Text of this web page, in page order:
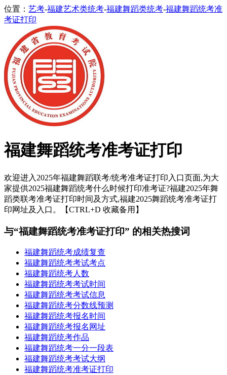
位置： 艺考-福建艺术类统考-福建舞蹈类统考-福建舞蹈统考准
考证打印
福建舞蹈统考准考证打印
欢迎进入2025年福建舞蹈联考/统考准考证打印入口页面,为大
家提供2025福建舞蹈统考什么时候打印准考证?福建2025年舞
蹈类联考准考证打印时间及方式,福建2025舞蹈统考准考证打
印网址及入口。【CTRL+D 收藏备用】
与“福建舞蹈统考准考证打印” 的相关热搜词
福建舞蹈统考成绩复查
福建舞蹈统考考试考点
福建舞蹈统考人数
福建舞蹈统考考试时间
福建舞蹈统考考试信息
福建舞蹈统考分数线预测
福建舞蹈统考报名时间
福建舞蹈统考报名网址
福建舞蹈统考作品
福建舞蹈统考一分一段表
福建舞蹈统考考试大纲
福建舞蹈统考准考证打印